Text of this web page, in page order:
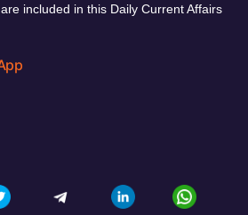
included in this Daily Current Affairs